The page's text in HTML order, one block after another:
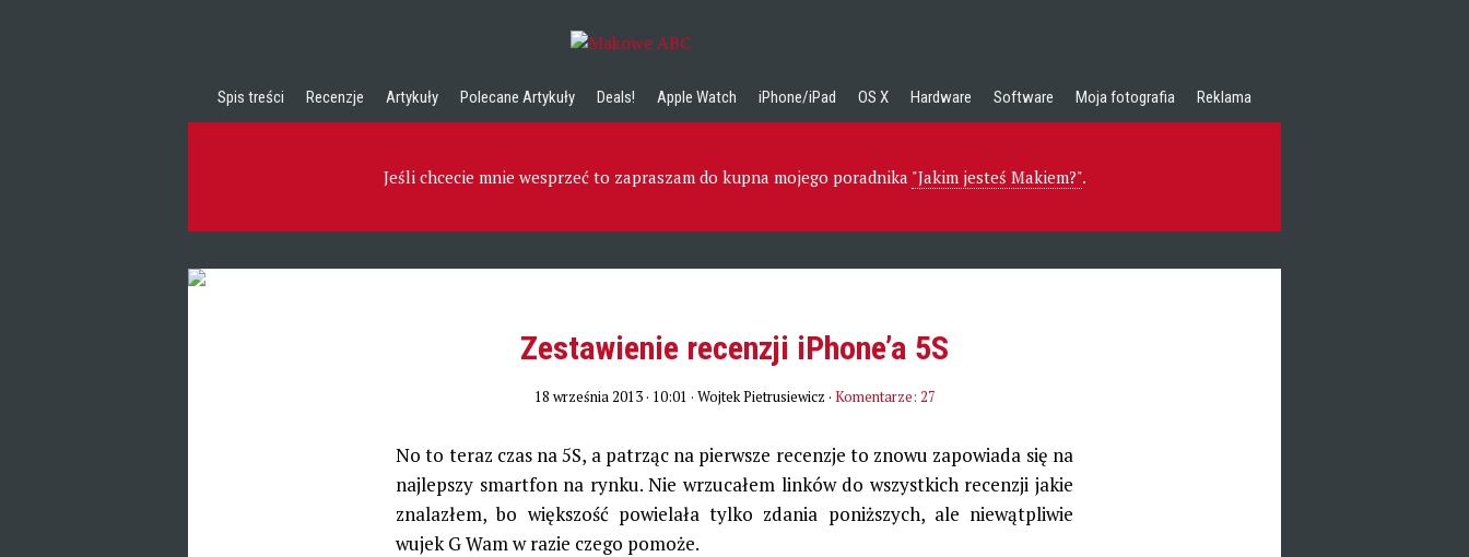
Spis treści Recenzje Artykuły Polecane Artykuły Deals! Apple Watch iPhone/iPad OS X Hardware Software Moja fotografia Reklama
Jeśli chcecie mnie wesprzeć to zapraszam do kupna mojego poradnika "Jakim jesteś Makiem?".
Zestawienie recenzji iPhone’a 5S
18 września 2013 · 10:01 · Wojtek Pietrusiewicz · Komentarze: 27
No to teraz czas na 5S, a patrząc na pierwsze recenzje to znowu zapowiada się na
najlepszy smartfon na rynku. Nie wrzucałem linków do wszystkich recenzji jakie
znalazłem, bo większość powielała tylko zdania poniższych, ale niewątpliwie
wujek G Wam w razie czego pomoże.